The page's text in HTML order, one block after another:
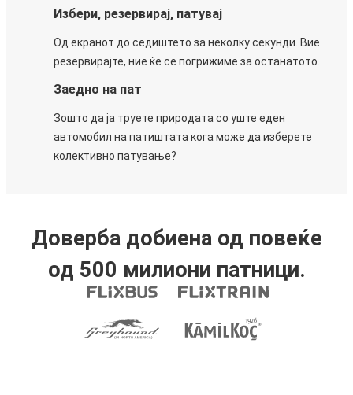
Избери, резервирај, патувај
Од екранот до седиштето за неколку секунди. Вие
резервирајте, ние ќе се погрижиме за останатото.
Заедно на пат
Зошто да ја труете природата со уште еден
автомобил на патиштата кога може да изберете
колективно патување?
Доверба добиена од повеќе
од 500 милиони патници.